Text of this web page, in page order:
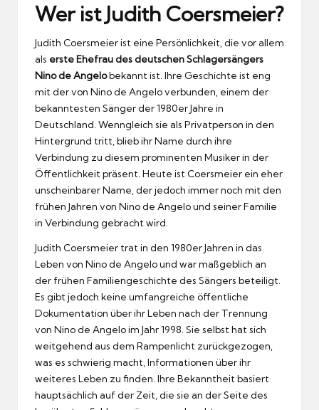
Wer ist Judith Coersmeier?
Judith Coersmeier ist eine Persönlichkeit, die vor allem
als erste Ehefrau des deutschen Schlagersängers
Nino de Angelobekannt ist. Ihre Geschichte ist eng
mit der von Nino de Angelo verbunden, einem der
bekanntesten Sänger der 1980er Jahre in
Deutschland. Wenngleich sie als Privatperson in den
Hintergrund tritt, blieb ihr Name durch ihre
Verbindung zu diesem prominenten Musiker in der
Öffentlichkeit präsent. Heute ist Coersmeier ein eher
unscheinbarer Name, der jedoch immer noch mit den
frühen Jahren von Nino de Angelo und seiner Familie
in Verbindung gebracht wird.
Judith Coersmeier trat in den 1980er Jahren in das
Leben von Nino de Angelo und war maßgeblich an
der frühen Familiengeschichte des Sängers beteiligt.
Es gibt jedoch keine umfangreiche öffentliche
Dokumentation über ihr Leben nach der Trennung
von Nino de Angelo im Jahr 1998. Sie selbst hat sich
weitgehend aus dem Rampenlicht zurückgezogen,
was es schwierig macht, Informationen über ihr
weiteres Leben zu finden. Ihre Bekanntheit basiert
hauptsächlich auf der Zeit, die sie an der Seite des